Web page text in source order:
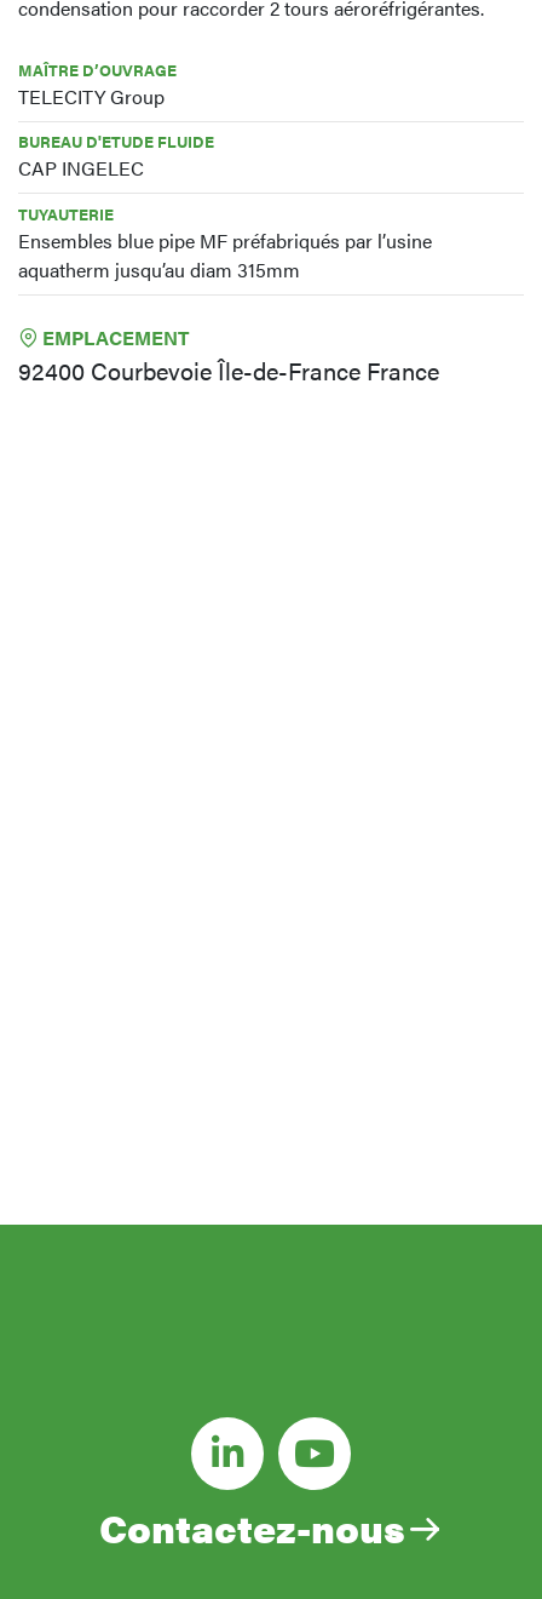
condensation pour raccorder 2 tours aéroréfrigérantes.
MAÎTRE D’OUVRAGE
TELECITY Group
BUREAU D'ETUDE FLUIDE
CAP INGELEC
TUYAUTERIE
Ensembles blue pipe MF préfabriqués par l’usine
aquatherm jusqu’au diam 315mm
EMPLACEMENT
92400 Courbevoie Île-de-France France
NOS NOUVEAUTÉS DIRECTEMENT DANS
Contactez-nous